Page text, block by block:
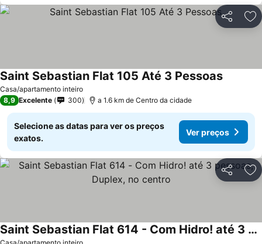
Partilhar
Casa/apartamento inteiro
Saint Sebastian Flat 105 Até 3 PessoasVer
8,9 Excelente 300 a 1.6 km de Centro da cidade
Selecione as datas para ver os preços
exatos.
Ver preços
Partilhar
Casa/apartamento inteiro
Saint Sebastian Flat 614 - Com Hidro! até 3 pessoas, Duplex, no centro